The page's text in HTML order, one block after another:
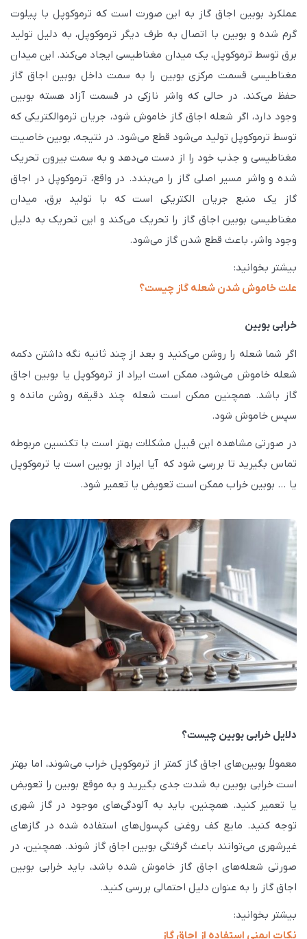
عملکرد بوبین اجاق گاز به این صورت است که ترموکوپل با پیلوت
گرم شده و بوبین با اتصال به طرف دیگر ترموکوپل، به دلیل تولید
برق توسط ترموکوپل، یک میدان مغناطیسی ایجاد می‌کند. این میدان
مغناطیسی قسمت مرکزی بوبین را به سمت داخل بوبین اجاق گاز
حفظ می‌کند. در حالی که واشر نازکی در قسمت آزاد هسته بوبین
وجود دارد، اگر شعله اجاق گاز خاموش شود، جریان ترموالکتریکی که
توسط ترموکوپل تولید می‌شود قطع می‌شود. در نتیجه، بوبین خاصیت
مغناطیسی و جذب خود را از دست می‌دهد و به سمت بیرون تحریک
شده و واشر مسیر اصلی گاز را می‌بندد. در واقع، ترموکوپل در اجاق
گاز یک منبع جریان الکتریکی است که با تولید برق، میدان
مغناطیسی بوبین اجاق گاز را تحریک می‌کند و این تحریک به دلیل
وجود واشر، باعث قطع شدن گاز می‌شود.
بیشتر بخوانید:
علت خاموش شدن شعله گاز چیست؟
خرابی بوبین
اگر شما شعله را روشن می‌کنید و بعد از چند ثانیه نگه داشتن دکمه
شعله خاموش می‌شود، ممکن است ایراد از ترموکوپل یا بوبین اجاق
گاز باشد. همچنین ممکن است شعله چند دقیقه روشن مانده و
سپس خاموش شود.
در صورتی مشاهده این قبیل مشکلات بهتر است با تکنسین مربوطه
تماس بگیرید تا بررسی شود که آیا ایراد از بوبین است یا ترموکوپل
یا … بوبین خراب ممکن است تعویض یا تعمیر شود.
دلایل خرابی بوبین چیست؟
معمولاً بوبین‌های اجاق گاز کمتر از ترموکوپل خراب می‌شوند، اما بهتر
است خرابی بوبین به شدت جدی بگیرید و به موقع بوبین را تعویض
یا تعمیر کنید. همچنین، باید به آلودگی‌های موجود در گاز شهری
توجه کنید. مایع کف روغنی کپسول‌های استفاده شده در گازهای
غیرشهری می‌توانند باعث گرفتگی بوبین اجاق گاز شوند. همچنین، در
صورتی شعله‌های اجاق گاز خاموش شده باشد، باید خرابی بوبین
اجاق گاز را به عنوان دلیل احتمالی بررسی کنید.
بیشتر بخوانید:
نکات ایمنی استفاده از اجاق گاز